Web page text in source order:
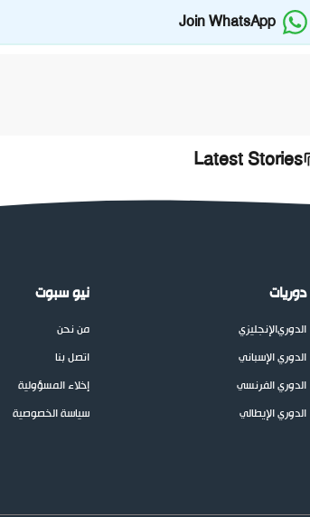
Join WhatsApp
Latest Stories
دوريات
الدوريالإنجليزي
الدوري الإسباني
الدوري الفرنسي
الدوري الإيطالي
نيو سبوت
من نحن
اتصل بنا
إخلاء المسؤولية
سياسة الخصوصية